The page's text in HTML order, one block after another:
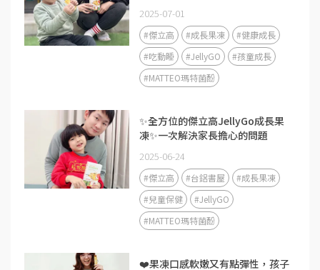
2025-07-01
#傑立高 #成長果凍
#健康成長
#吃動睡
#JellyGO
#孩童成長
#MATTEO瑪特菌酚
✨全方位的傑立高JellyGo成長果
凍✨一次解決家長擔心的問題
2025-06-24
#傑立高 #台鋁書屋
#成長果凍
#兒童保健
#JellyGO
#MATTEO瑪特菌酚
❤️果凍口感軟嫩又有點彈性，孩子